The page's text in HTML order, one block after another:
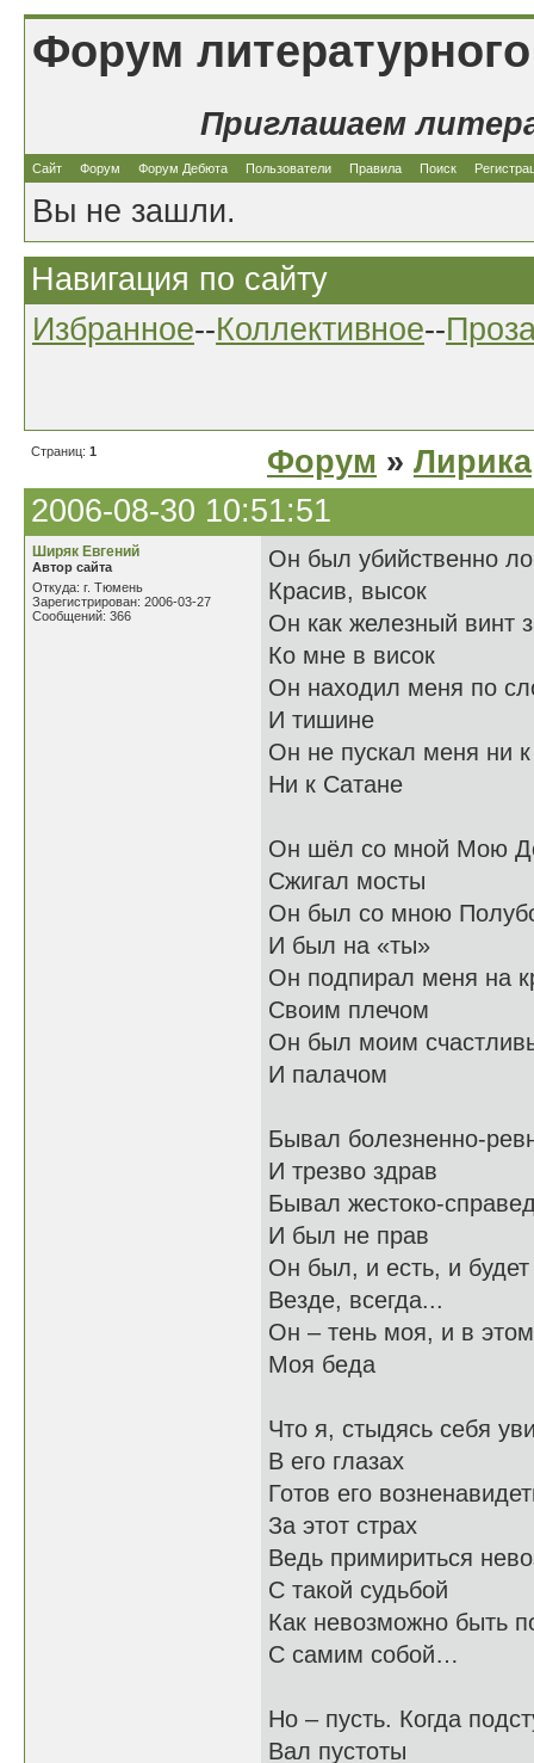
Форум
Приглашаем
Сайт Форум Форум Дебюта Пользователи Правила Поиск
Вы не зашли.
Навигация по сайту
Избранное--Коллективное--
Страниц: 1 Форум » Лирика
2006-08-30 10:51:51
Ширяк Евгений
Автор сайта
Откуда: г. Тюмень
Зарегистрирован: 2006-03-27
Сообщений: 366
Он был убийственно
Красив, высок
Он как железный винт
Ко мне в висок
Он находил меня по
И тишине
Он не пускал меня ни к
Ни к Сатане
Он шёл со мной Мою
Сжигал мосты
Он был со мною
И был на «ты»
Он подпирал меня на
Своим плечом
Он был моим
И палачом
Бывал болезненно-
И трезво здрав
Бывал жестоко-
И был не прав
Он был, и есть, и
Везде, всегда...
Он – тень моя, и в
Моя беда
Что я, стыдясь себя
В его глазах
Готов его
За этот страх
Ведь примириться
С такой судьбой
Как невозможно быть
С самим собой…
Но – пусть. Когда
Вал пустоты